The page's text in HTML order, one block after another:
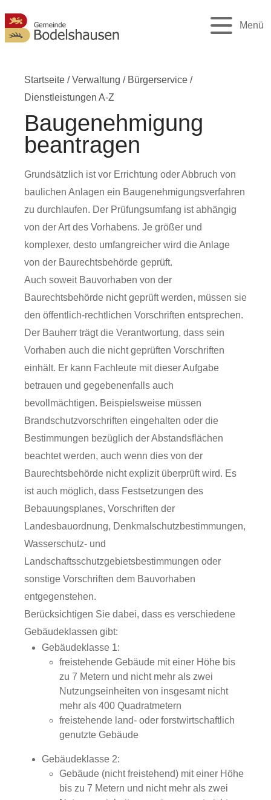
Menü
Startseite /Verwaltung / Bürgerservice /
Dienstleistungen A-Z
Baugenehmigung
beantragen
Grundsätzlich ist vor Errichtung oder Abbruch von
baulichen Anlagen ein Baugenehmigungsverfahren
zu durchlaufen. Der Prüfungsumfang ist abhängig
von der Art des Vorhabens. Je größer und
komplexer, desto umfangreicher wird die Anlage
von der Baurechtsbehörde geprüft.
Auch soweit Bauvorhaben von der
Baurechtsbehörde nicht geprüft werden, müssen sie
den öffentlich-rechtlichen Vorschriften entsprechen.
Der Bauherr trägt die Verantwortung, dass sein
Vorhaben auch die nicht geprüften Vorschriften
einhält. Er kann Fachleute mit dieser Aufgabe
betrauen und gegebenenfalls auch
bevollmächtigen. Beispielsweise müssen
Brandschutzvorschriften eingehalten oder die
Bestimmungen bezüglich der Abstandsflächen
beachtet werden, auch wenn dies von der
Baurechtsbehörde nicht explizit überprüft wird. Es
ist auch möglich, dass Festsetzungen des
Bebauungsplanes, Vorschriften der
Landesbauordnung, Denkmalschutzbestimmungen,
Wasserschutz- und
Landschaftsschutzgebietsbestimmungen oder
sonstige Vorschriften dem Bauvorhaben
entgegenstehen.
Berücksichtigen Sie dabei, dass es verschiedene
Gebäudeklassen gibt:
Gebäudeklasse 1:
freistehende Gebäude mit einer Höhe bis
zu 7 Metern und nicht mehr als zwei
Nutzungseinheiten von insgesamt nicht
mehr als 400 Quadratmetern
freistehende land- oder forstwirtschaftlich
genutzte Gebäude
Gebäudeklasse 2:
Gebäude (nicht freistehend) mit einer Höhe
bis zu 7 Metern und nicht mehr als zwei